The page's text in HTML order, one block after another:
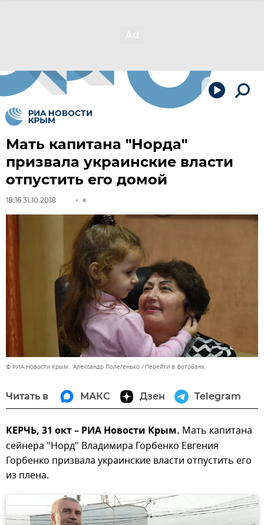
Мать капитана "Норда"
призвала украинские власти
отпустить его домой
18:16 31.10.2018
© РИА Новости Крым . Александр Полегенько Перейти в фотобанк
Читать в МАКС Дзен Telegram
КЕРЧЬ, 31 окт – РИА Новости Крым. Мать капитана
сейнера "Норд" Владимира Горбенко Евгения
Горбенко призвала украинские власти отпустить его
из плена.